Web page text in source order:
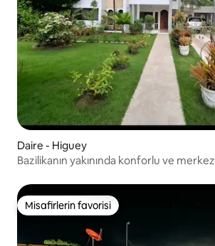
Daire - Higuey
Bazilikanın yakınında konforlu ve
Misafirlerin favorisi
Misafirlerin favorisi